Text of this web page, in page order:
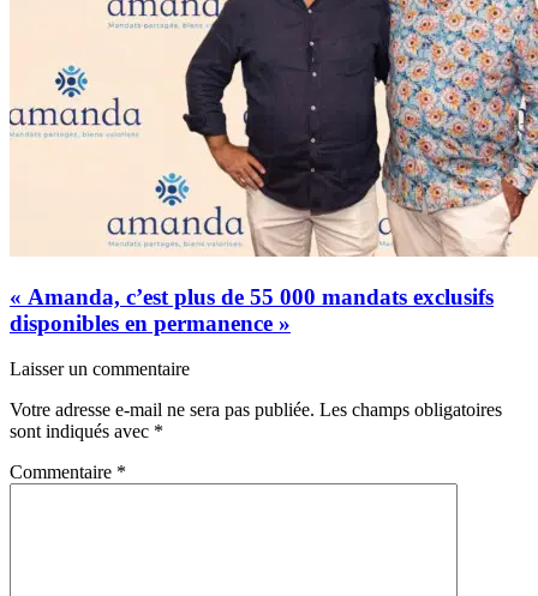
« Amanda, c’est plus de 55 000 mandats exclusifs
disponibles en permanence »
Laisser un commentaire
Votre adresse e-mail ne sera pas publiée. Les champs obligatoires
sont indiqués avec *
Commentaire *